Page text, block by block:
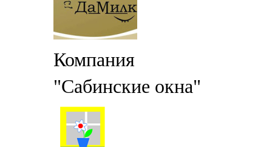
Компания
"Сабинские окна"